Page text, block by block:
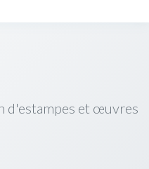
d'estampes et œuvres